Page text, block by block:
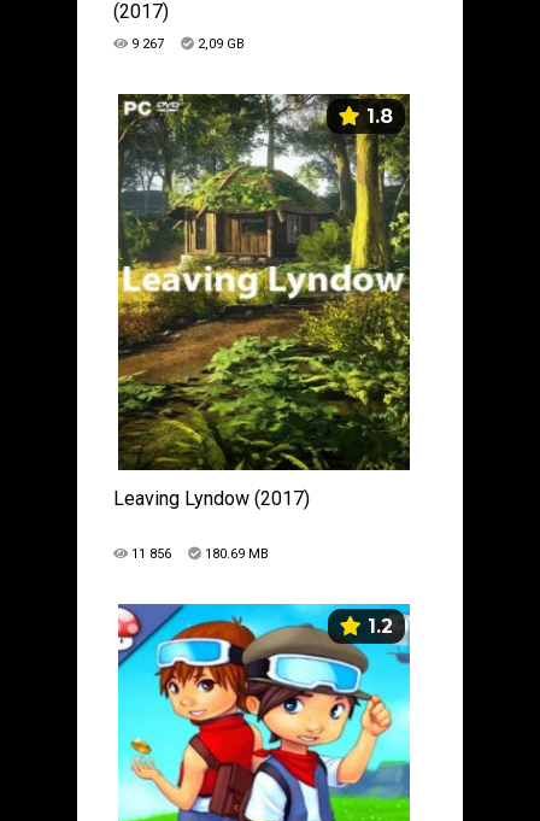
(2017)
9 267 2,09 GB
1.8
Leaving Lyndow (2017)
11 856 180.69 MB
1.2